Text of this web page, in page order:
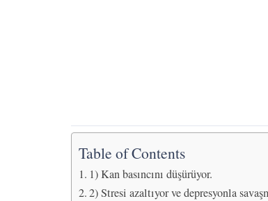
Table of Contents
1) Kan basıncını düşürüyor.
2) Stresi azaltıyor ve depresyonla